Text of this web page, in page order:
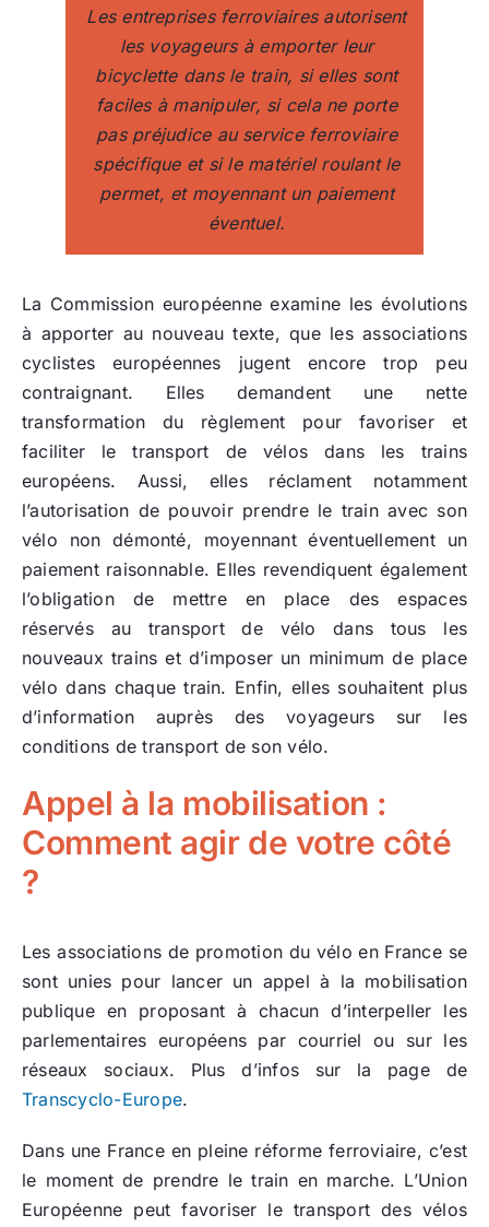
Les entreprises ferroviaires autorisent
les voyageurs à emporter leur
bicyclette dans le train, si elles sont
faciles à manipuler, si cela ne porte
pas préjudice au service ferroviaire
spécifique et si le matériel roulant le
permet, et moyennant un paiement
éventuel.
La Commission européenne examine les évolutions
à apporter au nouveau texte, que les associations
cyclistes européennes jugent encore trop peu
contraignant. Elles demandent une nette
transformation du règlement pour favoriser et
faciliter le transport de vélos dans les trains
européens. Aussi, elles réclament notamment
l’autorisation de pouvoir prendre le train avec son
vélo non démonté, moyennant éventuellement un
paiement raisonnable. Elles revendiquent également
l’obligation de mettre en place des espaces
réservés au transport de vélo dans tous les
nouveaux trains et d’imposer un minimum de place
vélo dans chaque train. Enfin, elles souhaitent plus
d’information auprès des voyageurs sur les
conditions de transport de son vélo.
Appel à la mobilisation :
Comment agir de votre côté
?
Les associations de promotion du vélo en France se
sont unies pour lancer un appel à la mobilisation
publique en proposant à chacun d’interpeller les
parlementaires européens par courriel ou sur les
réseaux sociaux. Plus d’infos sur la page de
Transcyclo-Europe.
Dans une France en pleine réforme ferroviaire, c’est
le moment de prendre le train en marche. L’Union
Européenne peut favoriser le transport des vélos